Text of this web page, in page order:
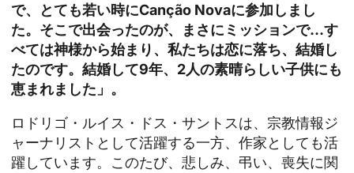
で、とても若い時にCanção Novaに参加しまし
た。そこで出会ったのが、まさにミッションで...す
べては神様から始まり、私たちは恋に落ち、結婚し
たのです。結婚して9年、2人の素晴らしい子供にも
恵まれました」。
ロドリゴ・ルイス・ドス・サントスは、宗教情報ジ
ャーナリストとして活躍する一方、作家としても活
躍しています。このたび、悲しみ、弔い、喪失に関